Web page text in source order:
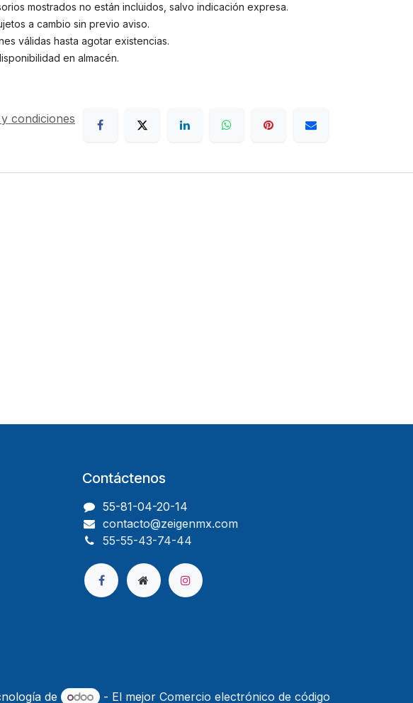
mostrados no están incluidos, salvo indicación expresa.
a cambio sin previo aviso.
válidas hasta agotar existencias.
en almacén.
condiciones
Contáctenos
55-81-04-20-14
contacto@zeigenmx.com
55-55-43-74-44
de - El mejor Comercio electrónico de código